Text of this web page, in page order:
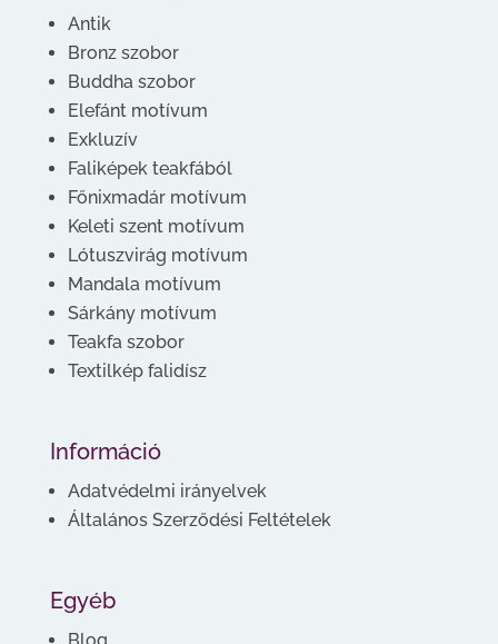
Antik
Bronz szobor
Buddha szobor
Elefánt motívum
Exkluzív
Faliképek teakfából
Főnixmadár motívum
Keleti szent motívum
Lótuszvirág motívum
Mandala motívum
Sárkány motívum
Teakfa szobor
Textilkép falidísz
Információ
Adatvédelmi irányelvek
Általános Szerződési Feltételek
Egyéb